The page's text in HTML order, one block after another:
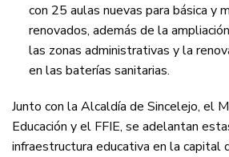
con 25 aulas nuevas para básica y
renovados, además de la
las zonas administrativas y la
en las baterías sanitarias.
Junto con la Alcaldía de Sincelejo, el
Educación y el FFIE, se adelantan
infraestructura educativa en la capital